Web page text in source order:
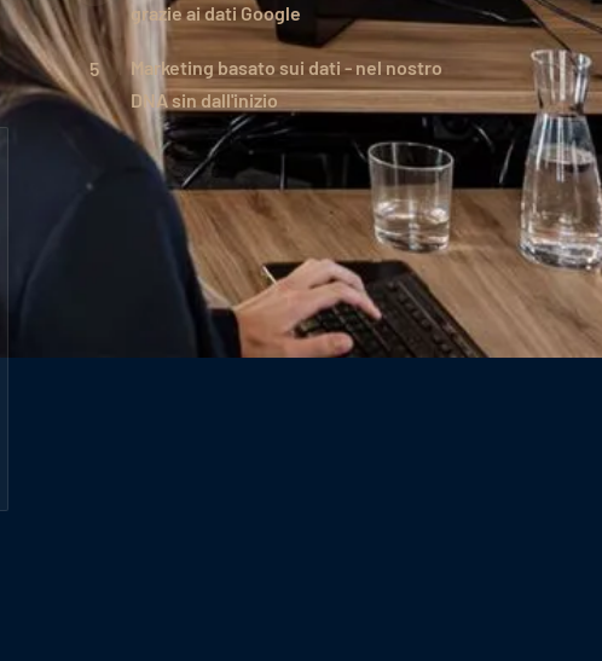
grazie ai dati Google
Marketing basato sui dati - nel nostro
DNA sin dall'inizio